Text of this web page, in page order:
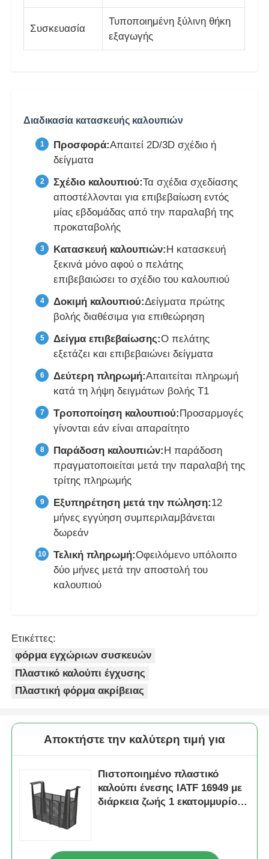
Συσκευασία
Τυποποιημένη ξύλινη θήκη
εξαγωγής
Διαδικασία κατασκευής καλουπιών
Προσφορά:Απαιτεί 2D/3D σχέδιο ή
δείγματα
Σχέδιο καλουπιού:Τα σχέδια σχεδίασης
αποστέλλονται για επιβεβαίωση εντός
μίας εβδομάδας από την παραλαβή της
προκαταβολής
Κατασκευή καλουπιών: Η κατασκευή
ξεκινά μόνο αφού ο πελάτης
επιβεβαιώσει το σχέδιο του καλουπιού
Δοκιμή καλουπιού:Δείγματα πρώτης
βολής διαθέσιμα για επιθεώρηση
Δείγμα επιβεβαίωσης:Ο πελάτης
εξετάζει και επιβεβαιώνει δείγματα
Δεύτερη πληρωμή:Απαιτείται πληρωμή
κατά τη λήψη δειγμάτων βολής Τ1
Τροποποίηση καλουπιού: Προσαρμογές
γίνονται εάν είναι απαραίτητο
Παράδοση καλουπιών: Η παράδοση
πραγματοποιείται μετά την παραλαβή της
τρίτης πληρωμής
Εξυπηρέτηση μετά την πώληση:12
μήνες εγγύηση συμπεριλαμβάνεται
δωρεάν
Τελική πληρωμή:Οφειλόμενο υπόλοιπο
δύο μήνες μετά την αποστολή του
καλουπιού
Ετικέττες:
φόρμα εγχώριων συσκευών
Πλαστικό καλούπι έγχυσης
Πλαστική φόρμα ακρίβειας
Αποκτήστε την καλύτερη τιμή για
Πιστοποιημένο πλαστικό
καλούπι ένεσης IATF 16949 με
διάρκεια ζωής 1 εκατομμυρίου